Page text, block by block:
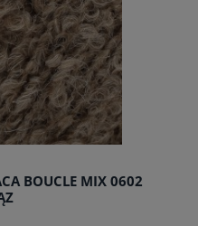
BOUCLE MIX 0602